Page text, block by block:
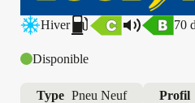
Hiver 70
Disponible
Type Pneu Neuf Profil